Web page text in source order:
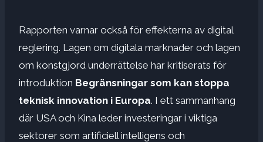
Rapporten varnar också för effekterna av digital
reglering. Lagen om digitala marknader och lagen
om konstgjord underrättelse har kritiserats för
introduktion Begränsningar som kan stoppa
teknisk innovation i Europa. I ett sammanhang
där USA och Kina leder investeringar i viktiga
sektorer som artificiell intelligens och